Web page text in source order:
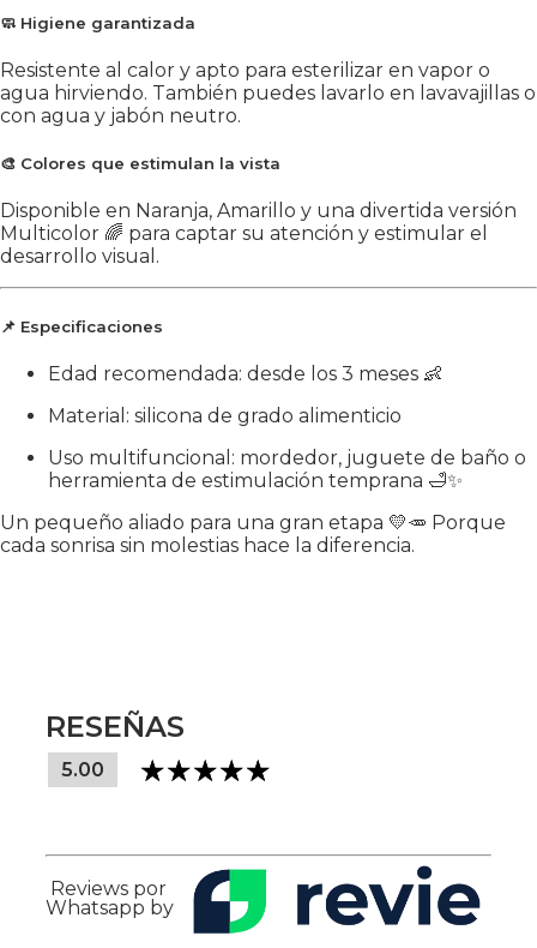
🧼 Higiene garantizada
Resistente al calor y apto para esterilizar en vapor o
agua hirviendo. También puedes lavarlo en lavavajillas o
con agua y jabón neutro.
🎨 Colores que estimulan la vista
Disponible en Naranja, Amarillo y una divertida versión
Multicolor 🌈 para captar su atención y estimular el
desarrollo visual.
📌 Especificaciones
Edad recomendada: desde los 3 meses 👶
Material: silicona de grado alimenticio
Uso multifuncional: mordedor, juguete de baño o
herramienta de estimulación temprana 🛁✨
Un pequeño aliado para una gran etapa 💛🥕 Porque
cada sonrisa sin molestias hace la diferencia.
RESEÑAS
5.00
Reviews por
Whatsapp by